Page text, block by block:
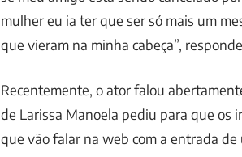
mulher eu ia ter que ser só mais um
que vieram na minha cabeça”,
Recentemente, o ator falou
de Larissa Manoela pediu para que os
que vão falar na web com a entrada